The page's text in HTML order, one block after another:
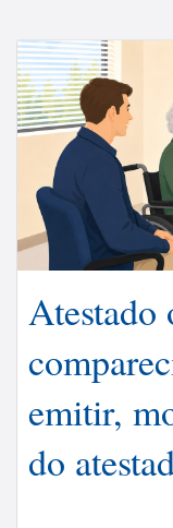
Atestado
emitir,
do